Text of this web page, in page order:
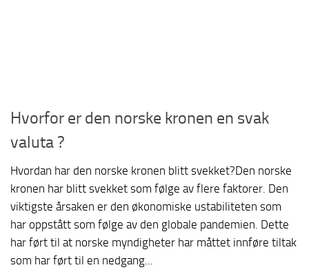
Hvorfor er den norske kronen en svak
valuta ?
Hvordan har den norske kronen blitt svekket?Den norske
kronen har blitt svekket som følge av flere faktorer. Den
viktigste årsaken er den økonomiske ustabiliteten som
har oppstått som følge av den globale pandemien. Dette
har ført til at norske myndigheter har måttet innføre tiltak
som har ført til en nedgang...